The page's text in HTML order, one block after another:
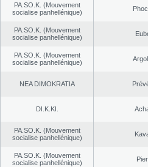
PA.SO.K. (Mouvement
socialise panhellénique)
PA.SO.K. (Mouvement
socialise panhellénique)
PA.SO.K. (Mouvement
socialise panhellénique)
NEA DΙMOKRATIA
DI.K.KI.
PA.SO.K. (Mouvement
socialise panhellénique)
PA.SO.K. (Mouvement
socialise panhellénique)